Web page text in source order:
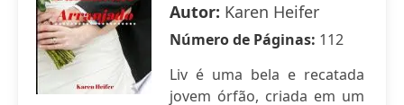
Autor: Karen Heifer
Número de Páginas: 112
Liv é uma bela e recatada
jovem órfão, criada em um